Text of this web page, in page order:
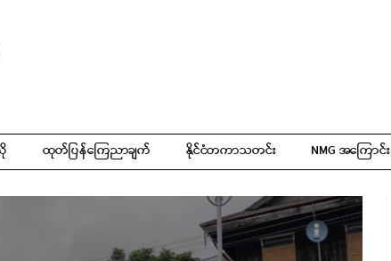
ထုတ်ပြန်ကြေညာချက် နိုင်ငံတကာသတင်း NMG အကြောင်း